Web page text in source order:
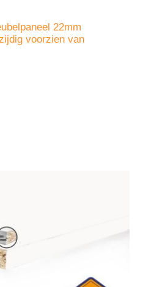
22mm
voorzien van